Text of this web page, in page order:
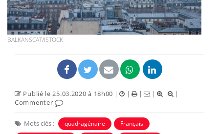
BALKANSCAT/ISTOCK
Publié le 25.03.2020 à 18h00 | | | |
|
Commenter
Mots clés : quadragénaire
Français